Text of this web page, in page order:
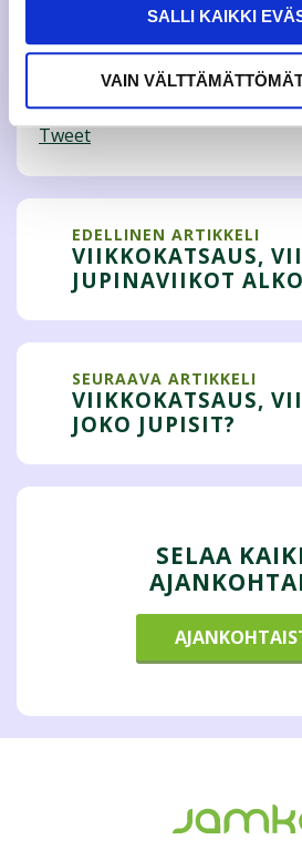
SALLI KAIKKI
VAIN
Tweet
EDELLINEN ARTIKKELI
VIIKKOKATSAUS,
JUPINAVIIKOT
SEURAAVA ARTIKKELI
VIIKKOKATSAUS,
JOKO JUPISIT?
SELAA